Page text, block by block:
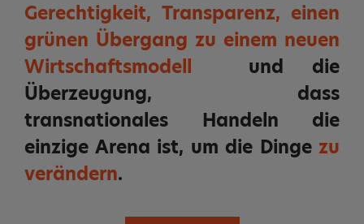
Gerechtigkeit, Transparenz, einen
grünen Übergang zu einem neuen
Wirtschaftsmodell und die
Überzeugung, dass
transnationales Handeln die
einzige Arena ist, um die Dinge zu
verändern.